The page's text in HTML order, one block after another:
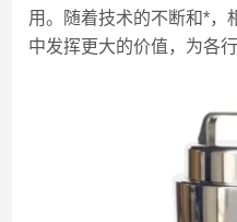
用。随着技术的不断和*，
中发挥更大的价值，为各